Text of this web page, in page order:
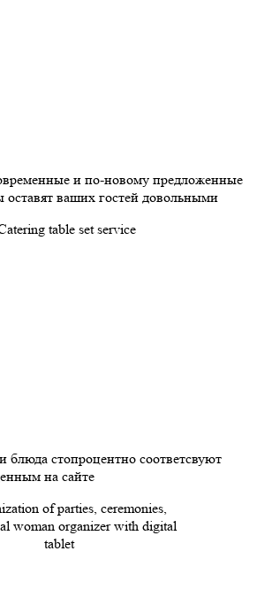
и по-новому предложенные
оставят ваших гостей довольными
стопроцентно соответсвуют
на сайте